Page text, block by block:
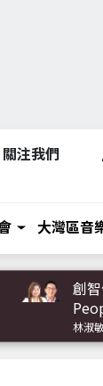
關注我們
大灣區音
創
林淑